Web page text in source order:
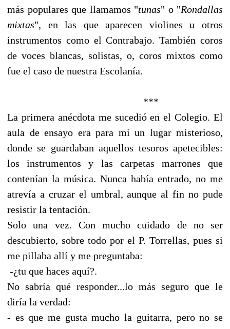
más populares que llamamos "tunas" o "Rondallas
mixtas", en las que aparecen violines u otros
instrumentos como el Contrabajo. También coros
de voces blancas, solistas, o, coros mixtos como
fue el caso de nuestra Escolanía.
***
La primera anécdota me sucedió en el Colegio. El
aula de ensayo era para mi un lugar misterioso,
donde se guardaban aquellos tesoros apetecibles:
los instrumentos y las carpetas marrones que
contenían la música. Nunca había entrado, no me
atrevía a cruzar el umbral, aunque al fin no pude
resistir la tentación.
Solo una vez. Con mucho cuidado de no ser
descubierto, sobre todo por el P. Torrellas, pues si
me pillaba allí y me preguntaba:
-¿tu que haces aquí?.
No sabría qué responder...lo más seguro que le
diría la verdad:
- es que me gusta mucho la guitarra, pero no se